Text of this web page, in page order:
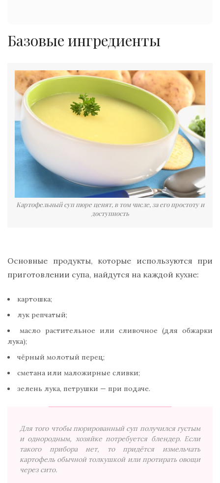
Базовые ингредиенты
Картофельный суп пюре ценят, в том числе, за его простоту и
доступность
Основные продукты, которые используются при
приготовлении супа, найдутся на каждой кухне:
картошка;
лук репчатый;
масло растительное или сливочное (для обжарки
лука);
чёрный молотый перец;
сметана или маложирные сливки;
зелень лука, петрушки — при подаче.
Для того чтобы пюрированный суп получился густым
и однородным, хозяйке потребуется блендер. Если
такого прибора нет, то придётся измельчать
картофель обычной толкушкой или протирать овощи
через сито.